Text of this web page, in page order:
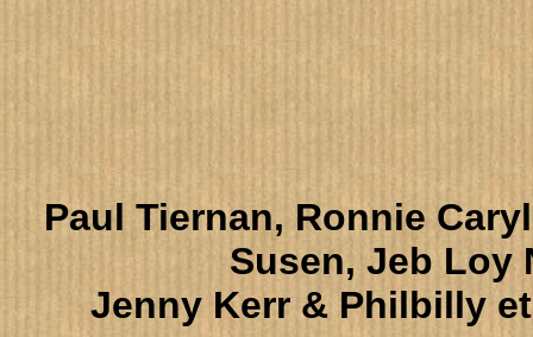
Paul Tiernan, Ronnie
Susen, Jeb Loy
Jenny Kerr & Philbilly